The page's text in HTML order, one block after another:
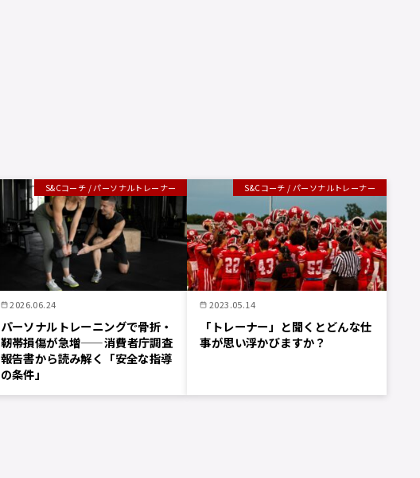
2026.06.24
S&Cコーチ / パーソナルトレーナー
パーソナルトレーニングで骨折・
靭帯損傷が急増——消費者庁調査
報告書から読み解く「安全な指導
の条件」
2023.05.14
S&Cコーチ / パーソナルトレーナー
「トレーナー」と聞くとどんな仕
事が思い浮かびますか？